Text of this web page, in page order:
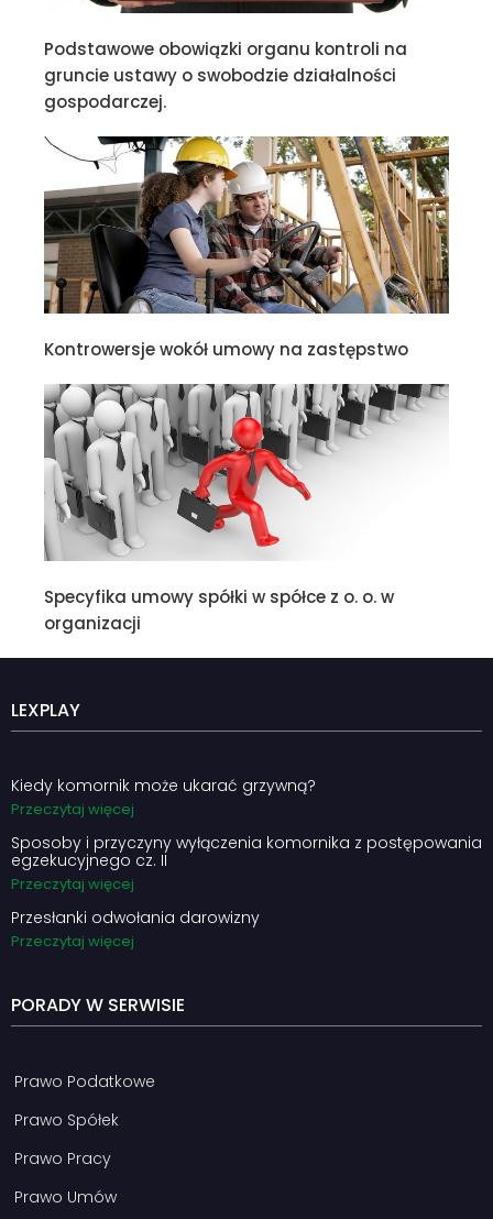
Podstawowe obowiązki organu kontroli na
gruncie ustawy o swobodzie działalności
gospodarczej.
Kontrowersje wokół umowy na zastępstwo
Specyfika umowy spółki w spółce z o. o. w
organizacji
LEXPLAY
Kiedy komornik może ukarać grzywną?
Przeczytaj więcej
Sposoby i przyczyny wyłączenia komornika z postępowania
egzekucyjnego cz. II
Przeczytaj więcej
Przesłanki odwołania darowizny
Przeczytaj więcej
PORADY W SERWISIE
Prawo Podatkowe
Prawo Spółek
Prawo Pracy
Prawo Umów